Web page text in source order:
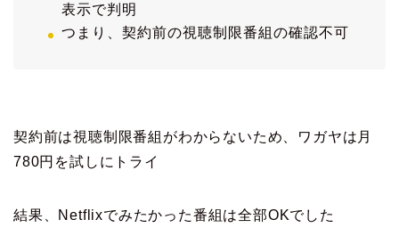
表示で判明
つまり、契約前の視聴制限番組の確認不可
契約前は視聴制限番組がわからないため、ワガヤは月
780円を試しにトライ
結果、Netflixでみたかった番組は全部OKでした